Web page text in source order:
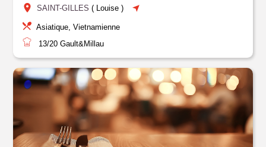
SAINT-GILLES ( Louise )
Asiatique, Vietnamienne
13/20 Gault&Millau